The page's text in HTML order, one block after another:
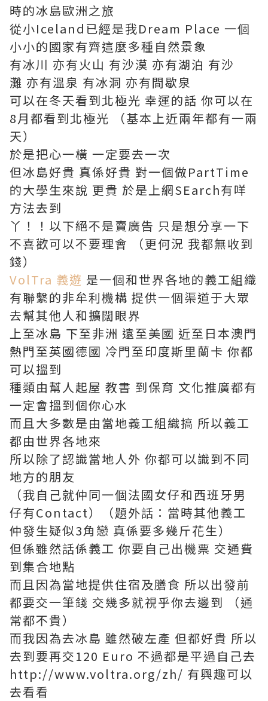
時的冰島歐洲之旅
從小Iceland已經是我Dream Place 一個
小小的國家有齊這麼多種自然㬌象
有冰川 亦有火山 有沙漠 亦有湖泊 有沙
灘 亦有溫泉 有冰洞 亦有間歇泉
可以在冬天看到北極光 幸運的話 你可以在
8月都看到北極光 （基本上近兩年都有一兩
天）
於是把心一橫 一定要去一次
但冰島好貴 真係好貴 對一個做PartTime
的大學生來說 更貴 於是上網SEarch有咩
方法去到
丫！！以下絕不是賣廣告 只是想分享一下
不喜歡可以不要理會 （更何況 我都無收到
錢）
VolTra 義遊 是一個和世界各地的義工組織
有聯繫的非牟利機構 提供一個渠道于大眾
去幫其他人和擴闊眼界
上至冰島 下至非洲 遠至美國 近至日本澳門
熱門至英國德國 冷門至印度斯里蘭卡 你都
可以搵到
種類由幫人起屋 教書 到保育 文化推廣都有
一定會搵到個你心水
而且大多數是由當地義工組織搞 所以義工
都由世界各地來
所以除了認識當地人外 你都可以識到不同
地方的朋友
（我自己就仲同一個法國女仔和西班牙男
仔有Contact）（題外話：當時其他義工
仲發生疑似3角戀 真係要多幾斤花生）
但係雖然話係義工 你要自己出機票 交通費
到集合地點
而且因為當地提供住宿及膳食 所以出發前
都要交一筆錢 交幾多就視乎你去邊到 （通
常都不貴）
而我因為去冰島 雖然破左產 但都好貴 所以
去到要再交120 Euro 不過都是平過自己去
http://www.voltra.org/zh/ 有興趣可以
去看看